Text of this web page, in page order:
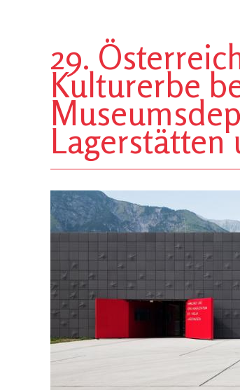
29.
Kulturerbe
Lagerstätten